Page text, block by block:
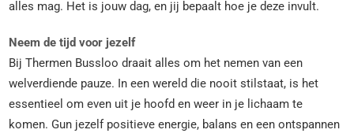
alles mag. Het is jouw dag, en jij bepaalt hoe je deze invult.
Neem de tijd voor jezelf
Bij Thermen Bussloo draait alles om het nemen van een
welverdiende pauze. In een wereld die nooit stilstaat, is het
essentieel om even uit je hoofd en weer in je lichaam te
komen. Gun jezelf positieve energie, balans en een ontspannen